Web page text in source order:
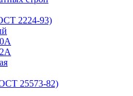
2224-93)
25573-82)